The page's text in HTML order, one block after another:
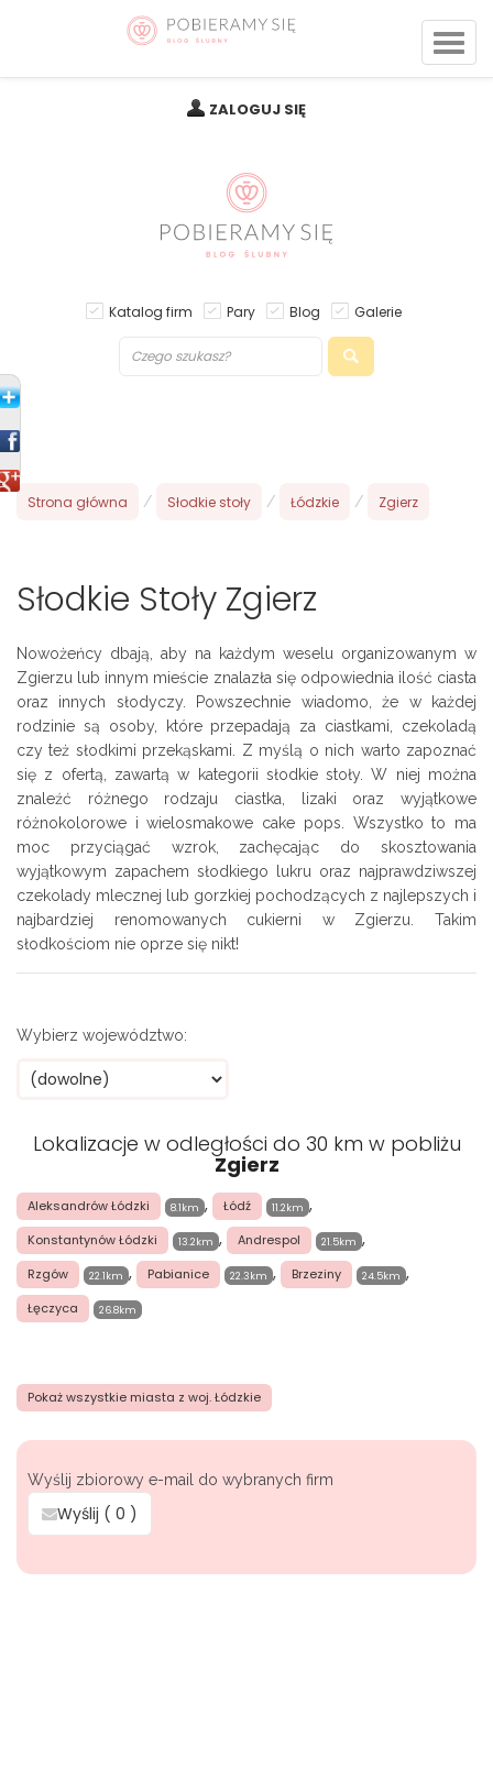
ZALOGUJ SIĘ
Katalog firm Pary Blog Galerie
Strona główna / Słodkie stoły / Łódzkie / Zgierz
Słodkie Stoły Zgierz
Nowożeńcy dbają, aby na każdym weselu organizowanym w
Zgierzu lub innym mieście znalazła się odpowiednia ilość ciasta
oraz innych słodyczy. Powszechnie wiadomo, że w każdej
rodzinie są osoby, które przepadają za ciastkami, czekoladą
czy też słodkimi przekąskami. Z myślą o nich warto zapoznać
się z ofertą, zawartą w kategorii słodkie stoły. W niej można
znaleźć różnego rodzaju ciastka, lizaki oraz wyjątkowe
różnokolorowe i wielosmakowe cake pops. Wszystko to ma
moc przyciągać wzrok, zachęcając do skosztowania
wyjątkowym zapachem słodkiego lukru oraz najprawdziwszej
czekolady mlecznej lub gorzkiej pochodzących z najlepszych i
najbardziej renomowanych cukierni w Zgierzu. Takim
słodkościom nie oprze się nikt!
Wybierz województwo:
Lokalizacje w odległości do 30 km w pobliżu
Zgierz
Aleksandrów Łódzki 8.1km , Łódź 11.2km ,
Konstantynów Łódzki 13.2km , Andrespol 21.5km ,
Rzgów 22.1km , Pabianice 22.3km , Brzeziny 24.5km ,
Łęczyca 26.8km
Pokaż wszystkie miasta z woj. Łódzkie
Wyślij zbiorowy e-mail do wybranych firm
Wyślij ( 0 )